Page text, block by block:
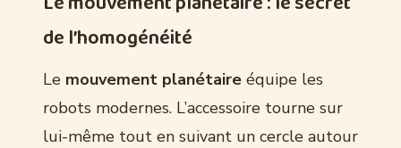
de l’homogénéité
Le mouvement planétaire équipe les
robots modernes. L’accessoire tourne sur
lui-même tout en suivant un cercle autour